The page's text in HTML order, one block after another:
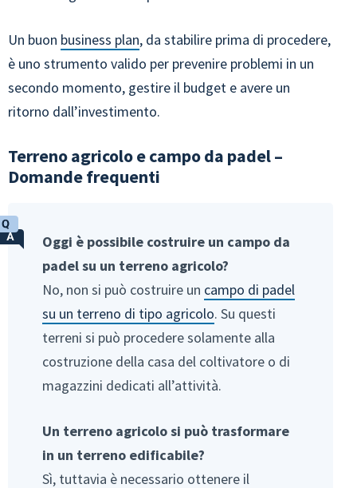
Un buon business plan, da stabilire prima di procedere,
è uno strumento valido per prevenire problemi in un
secondo momento, gestire il budget e avere un
ritorno dall’investimento.
Terreno agricolo e campo da padel –
Domande frequenti
Oggi è possibile costruire un campo da
padel su un terreno agricolo?
No, non si può costruire un campo di padel
su un terreno di tipo agricolo. Su questi
terreni si può procedere solamente alla
costruzione della casa del coltivatore o di
magazzini dedicati all’attività.
Un terreno agricolo si può trasformare
in un terreno edificabile?
Sì, tuttavia è necessario ottenere il